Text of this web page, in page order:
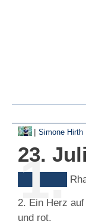
| Simone Hirth
23.
1.
2. Ein Herz
und rot.